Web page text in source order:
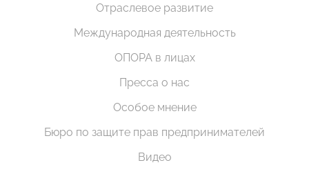
Отраслевое развитие
Международная деятельность
ОПОРА в лицах
Пресса о нас
Особое мнение
Бюро по защите прав предпринимателей
Видео